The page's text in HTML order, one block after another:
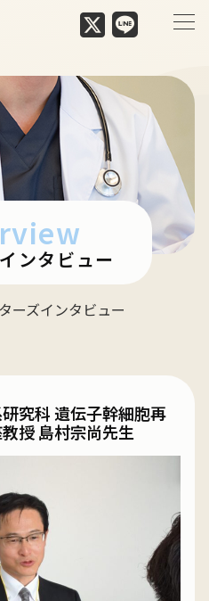
ンタビュー
ーズインタビュー
究科 遺伝子幹細胞再
授 島村宗尚先生